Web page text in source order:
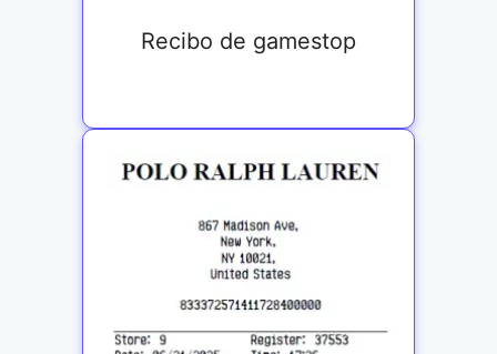
Recibo de gamestop